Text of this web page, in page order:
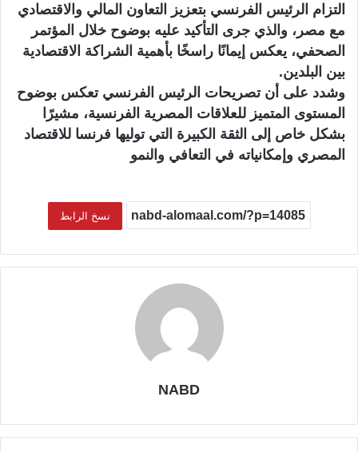
التزام الرئيس الفرنسي بتعزيز التعاون المالي والاقتصادي
مع مصر، والذي جرى التأكيد عليه بوضوح خلال المؤتمر
الصحفي، يعكس إيمانًا راسخًا بأهمية الشراكة الاقتصادية
بين البلدين.
وشدد على أن تصريحات الرئيس الفرنسي تعكس بوضوح
المستوى المتميز للعلاقات المصرية الفرنسية، مشيرًا
بشكل خاص إلى الثقة الكبيرة التي توليها فرنسا للاقتصاد
المصري وإمكانياته في التعافي والنمو
نسخ الرابط
NABD